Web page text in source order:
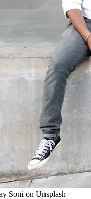
Soni on Unsplash